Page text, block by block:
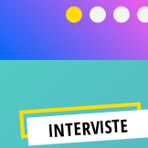
significato
INTERVISTE